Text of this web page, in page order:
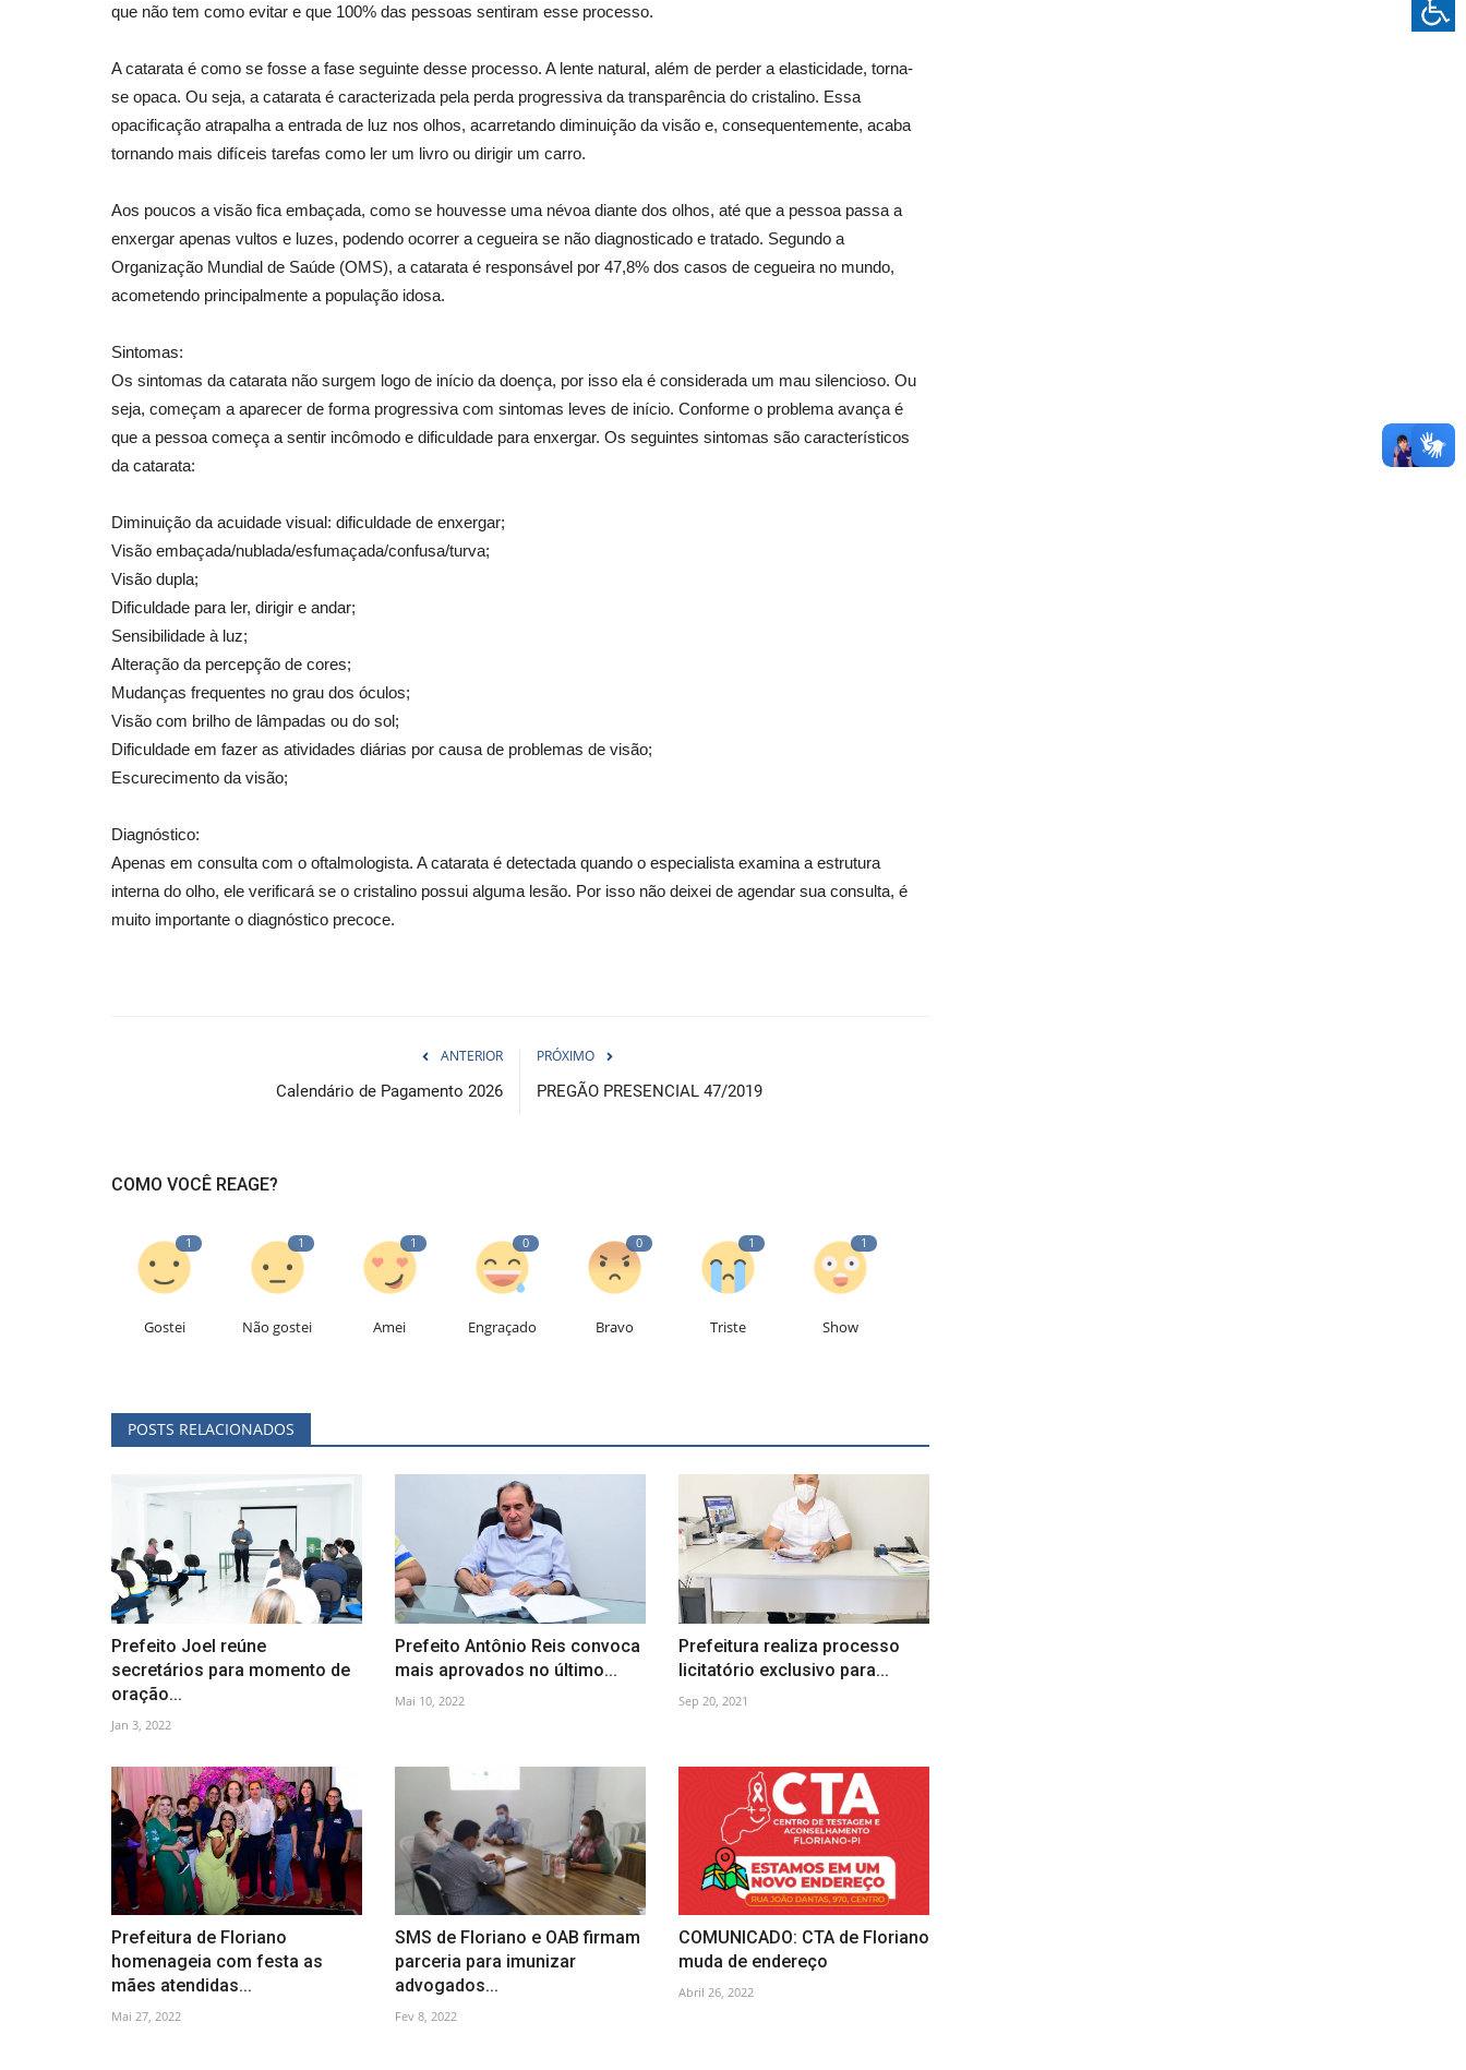
que não tem como evitar e que 100% das pessoas sentiram esse processo.
A catarata é como se fosse a fase seguinte desse processo. A lente natural, além de perder a elasticidade, torna-
se opaca. Ou seja, a catarata é caracterizada pela perda progressiva da transparência do cristalino. Essa
opacificação atrapalha a entrada de luz nos olhos, acarretando diminuição da visão e, consequentemente, acaba
tornando mais difíceis tarefas como ler um livro ou dirigir um carro.
Aos poucos a visão fica embaçada, como se houvesse uma névoa diante dos olhos, até que a pessoa passa a
enxergar apenas vultos e luzes, podendo ocorrer a cegueira se não diagnosticado e tratado. Segundo a
Organização Mundial de Saúde (OMS), a catarata é responsável por 47,8% dos casos de cegueira no mundo,
acometendo principalmente a população idosa.
Sintomas:
Os sintomas da catarata não surgem logo de início da doença, por isso ela é considerada um mau silencioso. Ou
seja, começam a aparecer de forma progressiva com sintomas leves de início. Conforme o problema avança é
que a pessoa começa a sentir incômodo e dificuldade para enxergar. Os seguintes sintomas são característicos
da catarata:
Diminuição da acuidade visual: dificuldade de enxergar;
Visão embaçada/nublada/esfumaçada/confusa/turva;
Visão dupla;
Dificuldade para ler, dirigir e andar;
Sensibilidade à luz;
Alteração da percepção de cores;
Mudanças frequentes no grau dos óculos;
Visão com brilho de lâmpadas ou do sol;
Dificuldade em fazer as atividades diárias por causa de problemas de visão;
Escurecimento da visão;
Diagnóstico:
Apenas em consulta com o oftalmologista. A catarata é detectada quando o especialista examina a estrutura
interna do olho, ele verificará se o cristalino possui alguma lesão. Por isso não deixei de agendar sua consulta, é
muito importante o diagnóstico precoce.
ANTERIOR
Calendário de Pagamento 2026
PRÓXIMO
PREGÃO PRESENCIAL 47/2019
COMO VOCÊ REAGE?
1
Gostei
1
Não gostei
1
Amei
0
Engraçado
0
Bravo
1
Triste
1
Show
POSTS RELACIONADOS
Prefeito Joel reúne
secretários para momento de
oração...
Jan 3, 2022
Prefeito Antônio Reis convoca
mais aprovados no último...
Mai 10, 2022
Prefeitura realiza processo
licitatório exclusivo para...
Sep 20, 2021
Prefeitura de Floriano
homenageia com festa as
mães atendidas...
Mai 27, 2022
SMS de Floriano e OAB firmam
parceria para imunizar
advogados...
Fev 8, 2022
COMUNICADO: CTA de Floriano
muda de endereço
Abril 26, 2022